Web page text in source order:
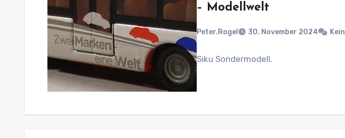
– Modellwelt
Peter.Rogel 30. November 2024
Siku Sondermodell.